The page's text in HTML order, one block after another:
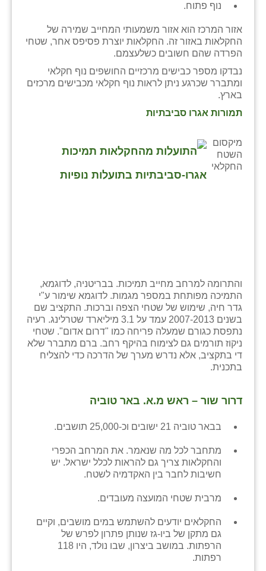
נוף פתוח.
אזור המרכז הוא אזור משמעותי המחייב שמירה של
החקלאות באזור זה. החקלאות יוצרת פסיפס אחר, שטחי
הפרדה שהם חשובים כשלעצמם.
נבדקו מספר כבישים מרכזיים החושפים נוף חקלאי
ומתברר שכרגע ניתן לראות נוף חקלאי מכבישים מרכזים
בארץ.
תמורות אגרו סביבתיות
מיקסום
השטח
החקלאי
והתרומה למרחב מחייב תמיכות. בבריטניה, לדוגמא,
התמיכה מפותחת במספר מגמות. לדוגמא שימור ע"י
גדר חיה, שימוש של שטחי הצפה וברכות. התקציב שם
בשנים 2007-2013 עמד על 3.1 מיליארד שטרלינג. רעיה
נתפסת כגורם שמעלה פריחה כמו "דרום אדום". שטחי
ניקוז תורמים גם לצימוח בהיקף רחב. ברם מתברר שלא
די בתקציב, אלא נדרש מערך של הדרכה כדי להצליח
בתכנית.
דרור שור – ראש מ.א. באר טוביה
בבאר טוביה 21 ישובים וכ-25,000 תושבים.
מתחבר לכל מה שנאמר. את המרחב הכפרי
והחקלאות צריך גם להראות לכלל ישראל. יש
חשיבות לחבר בין האקדמיה לשטח.
מרבית שטחי המועצה מעובדים.
החקלאים יודעים להשתמש במים מושבים, וקיים
גם מתקן של ביו-גז שנותן פתרון לפרש של
הרפתות. במושב ביצרון, שבו נולד, היו 118
רפתות.